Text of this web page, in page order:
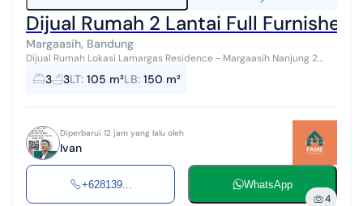
Dijual Rumah 2 Lantai Full
Margaasih, Bandung
Dijual Rumah Lokasi Lamargas Residence - Margaasih Nanjung 2
Lantai LT 105M² LB 150M² KT 3 KM 3 Listrik 2200 Watt Air Jetpump &
Artesis Full Fur...
3 3LT: 105 m²LB: 150 m²
Diperbarui 12 jam yang lalu oleh
Ivan
+628139... WhatsApp
4